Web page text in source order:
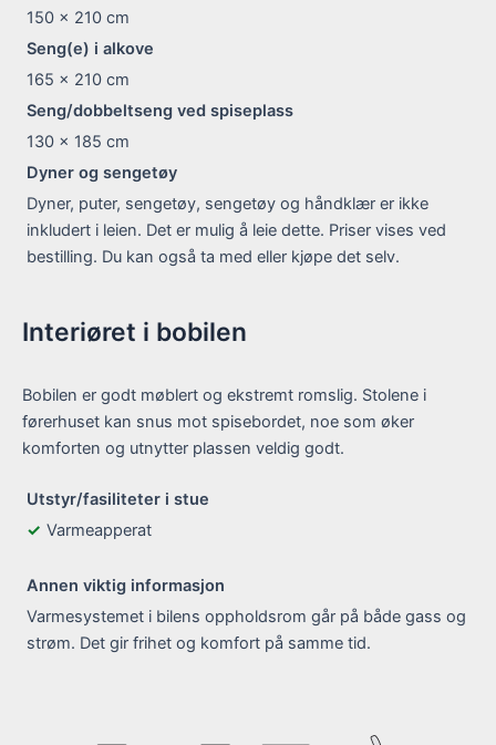
150 x 210 cm
Seng(e) i alkove
165 x 210 cm
Seng/dobbeltseng ved spiseplass
130 x 185 cm
Dyner og sengetøy
Dyner, puter, sengetøy, sengetøy og håndklær er ikke
inkludert i leien. Det er mulig å leie dette. Priser vises ved
bestilling. Du kan også ta med eller kjøpe det selv.
Interiøret i bobilen
Bobilen er godt møblert og ekstremt romslig. Stolene i
førerhuset kan snus mot spisebordet, noe som øker
komforten og utnytter plassen veldig godt.
Utstyr/fasiliteter i stue
Varmeapperat
Annen viktig informasjon
Varmesystemet i bilens oppholdsrom går på både gass og
strøm. Det gir frihet og komfort på samme tid.